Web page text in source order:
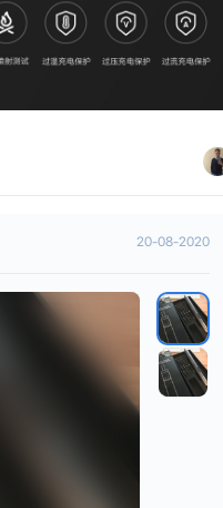
20-08-2020